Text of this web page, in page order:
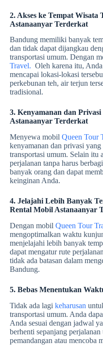
2. Akses ke Tempat
Astanaanyar Terderkat
Bandung memiliki banyak
dan tidak dapat dijangkau
transportasi umum. Dengan
Travel. Oleh karena itu,
mencapai lokasi-lokasi
perkebunan teh, air terjun
tradisional.
3. Kenyamanan dan
Astanaanyar Terderkat
Menyewa mobil Queen Tour
kenyamanan dan privasi
transportasi umum. Selain itu
perjalanan tanpa harus
banyak orang dan dapat
keinginan Anda.
4. Jelajahi Lebih Banyak
Rental Mobil Astanaanyar
Dengan mobil Queen Tour
mengoptimalkan waktu
menjelajahi lebih banyak
dapat mengatur rute
tidak ada batasan dalam
Bandung.
5. Bebas Menentukan
Tidak ada lagi keharusan
transportasi umum. Anda
Anda sesuai dengan jadwal
berhenti sepanjang
pemandangan atau mencoba